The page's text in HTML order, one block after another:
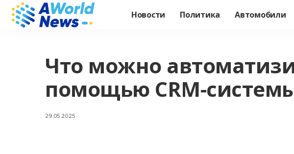
Новости Политика Автомобили
Что можно
помощью CRM-
29.05.2025